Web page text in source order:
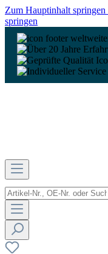
Zum Hauptinhalt springen
springen